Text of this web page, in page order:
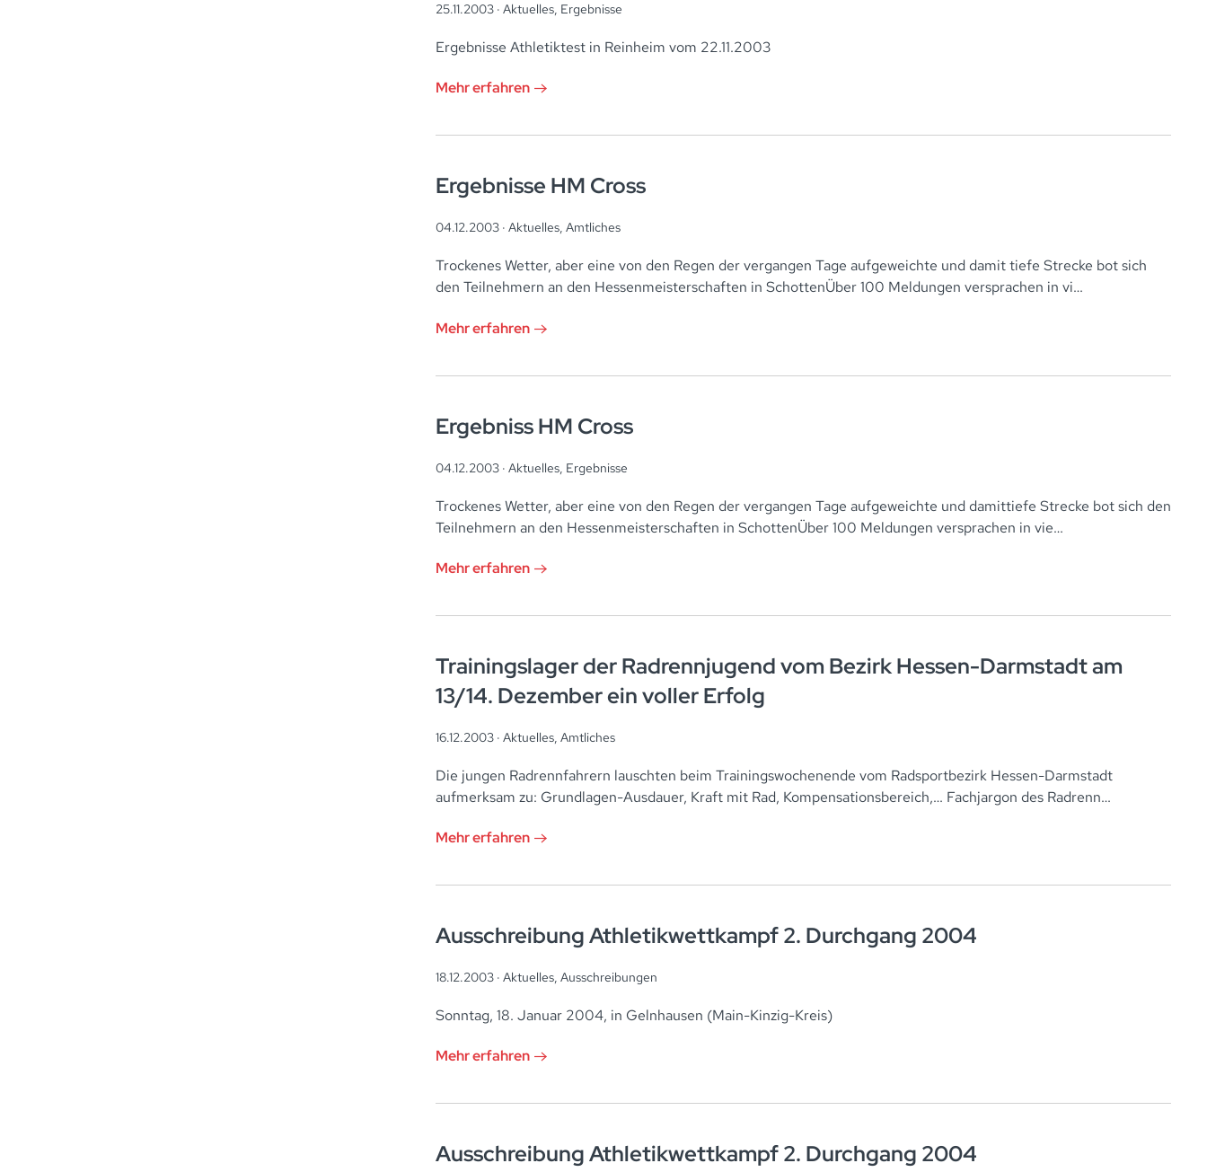
25.11.2003 · Aktuelles, Ergebnisse
Ergebnisse Athletiktest in Reinheim vom 22.11.2003
Mehr erfahren
Ergebnisse HM Cross
04.12.2003 · Aktuelles, Amtliches
Trockenes Wetter, aber eine von den Regen der vergangen Tage aufgeweichte und damit tiefe Strecke bot sich
den Teilnehmern an den Hessenmeisterschaften in SchottenÜber 100 Meldungen versprachen in vi…
Mehr erfahren
Ergebniss HM Cross
04.12.2003 · Aktuelles, Ergebnisse
Trockenes Wetter, aber eine von den Regen der vergangen Tage aufgeweichte und damittiefe Strecke bot sich den
Teilnehmern an den Hessenmeisterschaften in SchottenÜber 100 Meldungen versprachen in vie…
Mehr erfahren
Trainingslager der Radrennjugend vom Bezirk Hessen-Darmstadt am
13/14. Dezember ein voller Erfolg
16.12.2003 · Aktuelles, Amtliches
Die jungen Radrennfahrern lauschten beim Trainingswochenende vom Radsportbezirk Hessen-Darmstadt
aufmerksam zu: Grundlagen-Ausdauer, Kraft mit Rad, Kompensationsbereich,… Fachjargon des Radrenn…
Mehr erfahren
Ausschreibung Athletikwettkampf 2. Durchgang 2004
18.12.2003 · Aktuelles, Ausschreibungen
Sonntag, 18. Januar 2004, in Gelnhausen (Main-Kinzig-Kreis)
Mehr erfahren
Ausschreibung Athletikwettkampf 2. Durchgang 2004